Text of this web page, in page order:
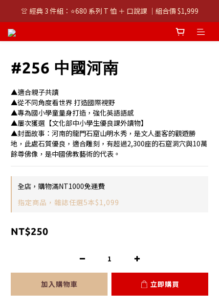
👚 經典 3 件組：⭐680 系列 T 恤 ＋ 口說課 ｜組合價 $1,999
👚 經典 3 件組：⭐680 系列 T 恤 ＋ 口說課 ｜組合價 $1,999
#256 中國河南
▲適合親子共讀
▲從不同角度看世界 打造國際視野
▲專為國小學童量身打造，強化英語語感
▲屢次獲選【文化部中小學生優良課外讀物】
▲封面故事：河南的龍門石窟山明水秀，是文人墨客的觀遊勝
地，此處石質優良，適合雕刻，有超過2,300座的石窟洞穴與10萬
餘尊佛像，是中國佛教藝術的代表。
全店，購物滿NT1000免運費
指定商品，雜誌任選5本$1,099
NT$250
加入購物車 立即購買